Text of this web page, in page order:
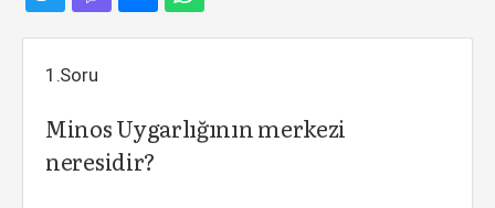
1.Soru
Minos Uygarlığının merkezi
neresidir?